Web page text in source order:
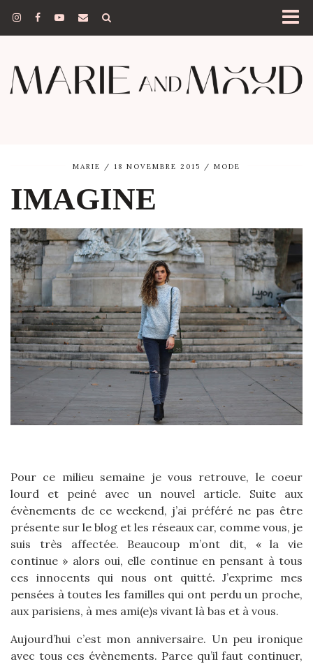
MARIE 18 NOVEMBRE 2015 MODE
IMAGINE
Pour ce milieu semaine je vous retrouve, le coeur
lourd et peiné avec un nouvel article. Suite aux
évènements de ce weekend, j’ai préféré ne pas être
présente sur le blog et les réseaux car, comme vous, je
suis très affectée. Beaucoup m’ont dit, « la vie
continue » alors oui, elle continue en pensant à tous
ces innocents qui nous ont quitté. J’exprime mes
pensées à toutes les familles qui ont perdu un proche,
aux parisiens, à mes ami(e)s vivant là bas et à vous.
Aujourd’hui c’est mon anniversaire. Un peu ironique
avec tous ces évènements. Parce qu’il faut continuer,